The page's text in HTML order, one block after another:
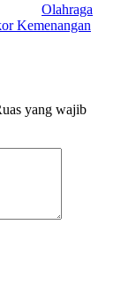
Olahraga
Kemenangan
yang wajib